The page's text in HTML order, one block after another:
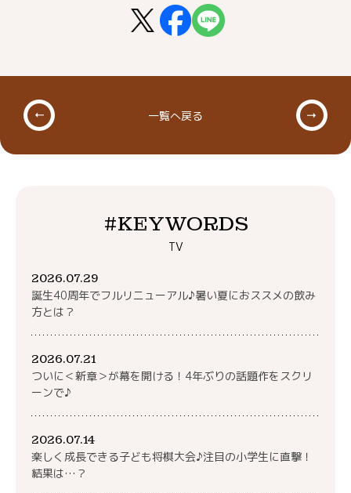
一覧へ戻る
#KEYWORDS
TV
2026.07.29
誕生40周年でフルリニューアル♪暑い夏におススメの飲み
方とは？
2026.07.21
ついに＜新章＞が幕を開ける！4年ぶりの話題作をスクリ
ーンで♪
2026.07.14
楽しく成長できる子ども将棋大会♪注目の小学生に直撃！
結果は…？